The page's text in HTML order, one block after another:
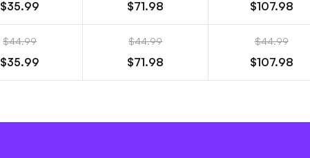
$35.99 $71.98 $107.98
$44.99
$35.99
$44.99
$71.98
$44.99
$107.98